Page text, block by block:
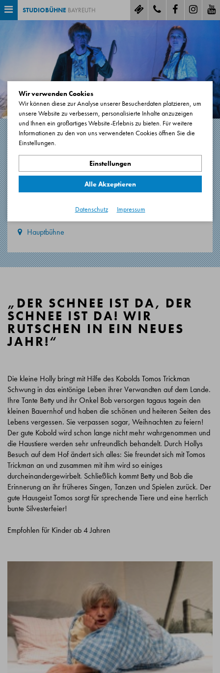
STUDIOBÜHNE BAYREUTH
EIN HAUCH VON
WINTERWETTER
Musikalisches Kobold-Märchen von Charles Way
Hauptbühne
„DER SCHNEE IST DA, DER
SCHNEE IST DA! WIR
RUTSCHEN IN EIN NEUES
JAHR!“
Die kleine Holly bringt mit Hilfe des Kobolds Tomos Trickman
Schwung in das eintönige Leben ihrer Verwandten auf dem Lande.
Ihre Tante Betty und ihr Onkel Bob versorgen tagaus tagein den
kleinen Bauernhof und haben die schönen und heiteren Seiten des
Lebens vergessen. Sie verpassen sogar, Weihnachten zu feiern!
Der gute Kobold wird schon lange nicht mehr wahrgenommen und
die Haustiere werden sehr unfreundlich behandelt. Durch Hollys
Besuch auf dem Hof ändert sich alles: Sie freundet sich mit Tomos
Trickman an und zusammen mit ihm wird so einiges
durcheinandergewirbelt. Schließlich kommt Betty und Bob die
Erinnerung an ihr früheres Singen, Tanzen und Spielen zurück. Der
gute Hausgeist Tomos sorgt für sprechende Tiere und eine herrlich
bunte Silvesterfeier!
Empfohlen für Kinder ab 4 Jahren
Wir verwenden Cookies
Wir können diese zur Analyse unserer Besucherdaten platzieren, um
unsere Website zu verbessern, personalisierte Inhalte anzuzeigen
und Ihnen ein großartiges Website-Erlebnis zu bieten. Für weitere
Informationen zu den von uns verwendeten Cookies öffnen Sie die
Einstellungen.
Einstellungen
Alle Akzeptieren
Datenschutz Impressum